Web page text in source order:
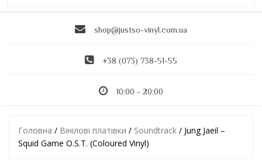
shop@justso-vinyl.com.ua
+38 (073) 738-51-55
10:00 - 20:00
Головна / Вінілові платівки / Soundtrack / Jung Jaeil –
Squid Game O.S.T. (Coloured Vinyl)